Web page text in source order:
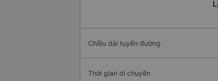
Chiều dài tuyến đường
Thời gian di chuyển